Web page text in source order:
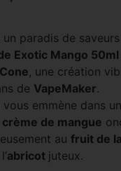
paradis de
Exotic Mango 50ml
, une création
de VapeMaker.
vous emmène dans
crème de mangue
au fruit de
abricot juteux.